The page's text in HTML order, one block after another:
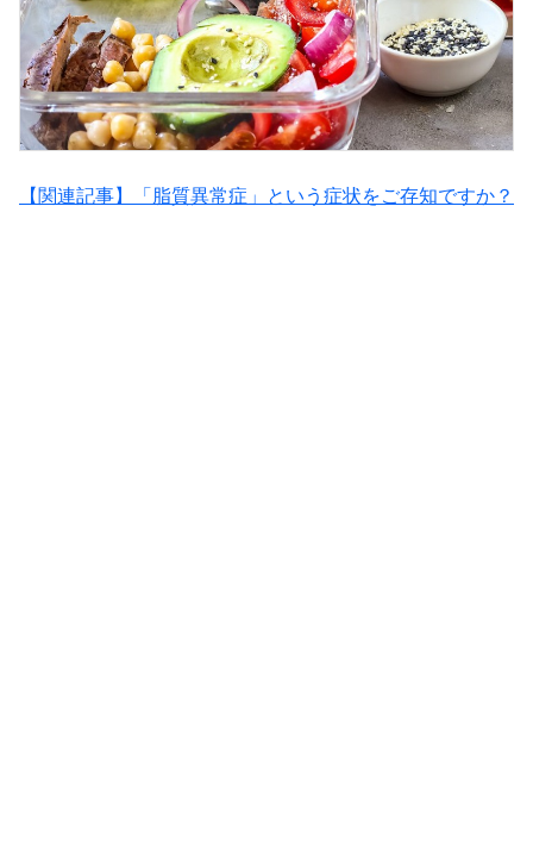
【関連記事】「脂質異常症」という症状をご存知ですか？